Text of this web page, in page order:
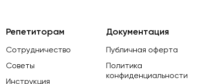
Документация
Публичная оферта
Политика
конфиденциальности
Репетиторам
Сотрудничество
Советы
Инструкция